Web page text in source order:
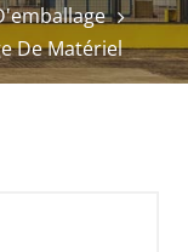
De Matériel